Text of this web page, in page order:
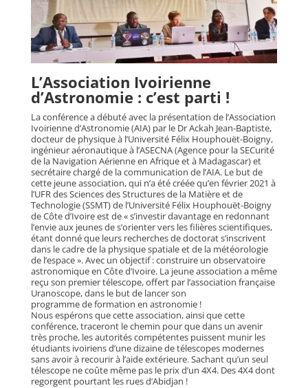
L’Association Ivoirienne
d’Astronomie : c’est parti !
La conférence a débuté avec la présentation de l’Association
Ivoirienne d’Astronomie (AIA) par le Dr Ackah Jean-Baptiste,
docteur de physique à l’Université Félix Houphouët-Boigny,
ingénieur aéronautique à l’ASECNA (Agence pour la SECurité
de la Navigation Aérienne en Afrique et à Madagascar) et
secrétaire chargé de la communication de l’AIA. Le but de
cette jeune association, qui n’a été créée qu’en février 2021 à
l’UFR des Sciences des Structures de la Matière et de
Technologie (SSMT) de l’Université Félix Houphouët-Boigny
de Côte d’Ivoire est de « s’investir davantage en redonnant
l’envie aux jeunes de s’orienter vers les filières scientifiques,
étant donné que leurs recherches de doctorat s’inscrivent
dans le cadre de la physique spatiale et de la météorologie
de l’espace ». Avec un objectif : construire un observatoire
astronomique en Côte d’Ivoire. La jeune association a même
reçu son premier télescope, offert par l’association française
Uranoscope, dans le but de lancer son
programme de formation en astronomie !
Nous espérons que cette association, ainsi que cette
conférence, traceront le chemin pour que dans un avenir
très proche, les autorités compétentes puissent munir les
étudiants ivoiriens d’une dizaine de télescopes modernes
sans avoir à recourir à l’aide extérieure. Sachant qu’un seul
télescope ne coûte même pas le prix d’un 4X4. Des 4X4 dont
regorgent pourtant les rues d’Abidjan !